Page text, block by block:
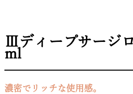
Ⅲディープサージ
ml
濃密でリッチな使用感。